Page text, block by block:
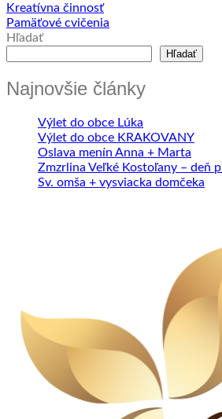
Kreatívna činnosť
Pamäťové cvičenia
Hľadať
Hľadať
Najnovšie články
Výlet do obce Lúka
Výlet do obce KRAKOVANY
Oslava menín Anna + Marta
Zmzrlina Veľké Kostoľany – deň
Sv. omša + vysviacka domčeka